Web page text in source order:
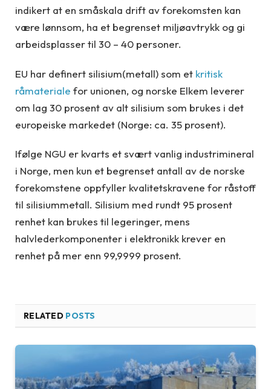
indikert at en småskala drift av forekomsten kan
være lønnsom, ha et begrenset miljøavtrykk og gi
arbeidsplasser til 30 – 40 personer.
EU har definert silisium(metall) som et kritisk
råmateriale for unionen, og norske Elkem leverer
om lag 30 prosent av alt silisium som brukes i det
europeiske markedet (Norge: ca. 35 prosent).
Ifølge NGU er kvarts et svært vanlig industrimineral
i Norge, men kun et begrenset antall av de norske
forekomstene oppfyller kvalitetskravene for råstoff
til silisiummetall. Silisium med rundt 95 prosent
renhet kan brukes til legeringer, mens
halvlederkomponenter i elektronikk krever en
renhet på mer enn 99,9999 prosent.
RELATED POSTS